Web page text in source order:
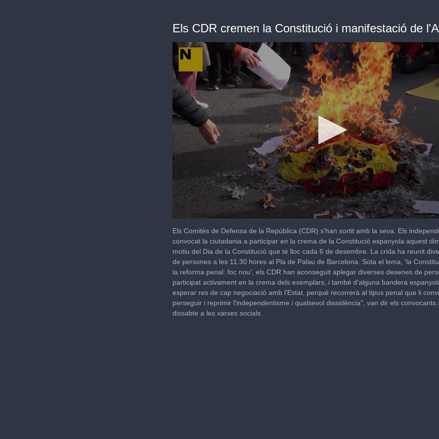
Els CDR cremen la Constitució i manifestació de
seconds
43
seconds Volume
90%
Els Comitès de Defensa de la República (CDR) s'han sortit amb la seva. Els
convocat la ciutadania a participar en la crema de la Constitució espanyola aquest
motiu del Dia de la Constitució que té lloc cada 6 de desembre. La crida ha reunit
de persones a les 11.30 hores al Pla de Palau de Barcelona. Sota el lema, 'la
la reforma penal: foc nou', els CDR han aconseguit aplegar diverses desenes de
participat activament en la crema dels exemplars, i també d'alguna bandera
esperar res de cap negociació amb l'Estat, perquè recorrerà al tipus penal que li
perseguir i reprimir l'independentisme i qualsevol dissidència", van dir els convocants
dissabte a les xarxes socials.